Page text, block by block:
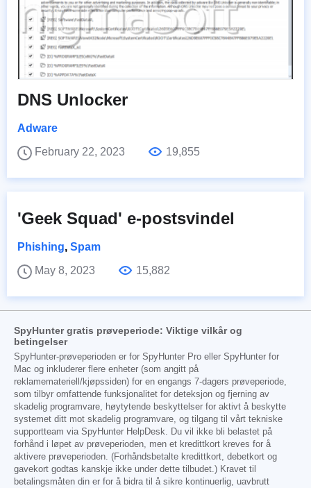
DNS Unlocker
Adware
February 22, 2023
19,855
'Geek Squad' e-postsvindel
Phishing, Spam
May 8, 2023
15,882
SpyHunter gratis prøveperiode: Viktige vilkår og
betingelser
SpyHunter-prøveperioden er for SpyHunter Pro eller SpyHunter for
Mac og inkluderer flere enheter (som angitt på
reklamemateriell/kjøpssiden) for en engangs 7-dagers prøveperiode,
som tilbyr omfattende funksjonalitet for deteksjon og fjerning av
skadelig programvare, høytytende beskyttelser for aktivt å beskytte
systemet ditt mot skadelig programvare, og tilgang til vårt tekniske
supportteam via SpyHunter HelpDesk. Du vil ikke bli belastet på
forhånd i løpet av prøveperioden, men et kredittkort kreves for å
aktivere prøveperioden. (Forhåndsbetalte kredittkort, debetkort og
gavekort godtas kanskje ikke under dette tilbudet.) Kravet til
betalingsmåten din er for å bidra til å sikre kontinuerlig, uavbrutt